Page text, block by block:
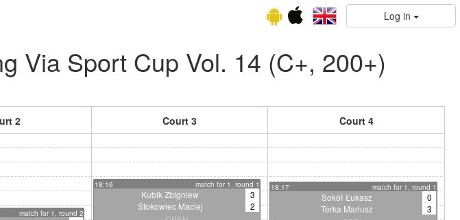
Log in
Via Sport Cup Vol. 14 (C+, 200+)
2 Court 3 Court 4
match for 1, round 2
18:16 match for 1, round 1
Kubik Zbigniew
3
Stokowiec Maciej
2
18:17 match for 1, round 1
Sokół Łukasz
0
Terka Mariusz
3